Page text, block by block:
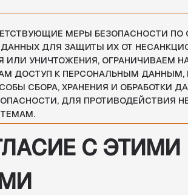
СВОЕ СОГЛАСИЕ С ЭТОЙ ПОЛИТИКОЙ
НЕ СОГЛАСНЫ С ЭТОЙ ПОЛИТИКОЙ,
ИСПОЛЬЗОВАНИЕ САЙТА
БУДЕТ РАССМАТРИВАТЬСЯ КАК ВАШЕ
НЕ РАСПРОСТРАНЯЕТСЯ НИ НА КАКИЕ
ДЕЛАТЬСЯ ССЫЛКИ НА САЙТ, А ТАКЖЕ
МЫ НЕ НЕСЕМ ОТВЕТСТВЕННОСТИ